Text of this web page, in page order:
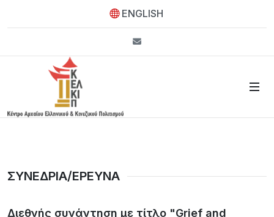
ENGLISH
ΣΥΝΕΔΡΙΑ/ΕΡΕΥΝΑ
Διεθνής συνάντηση με τίτλο "Grief and